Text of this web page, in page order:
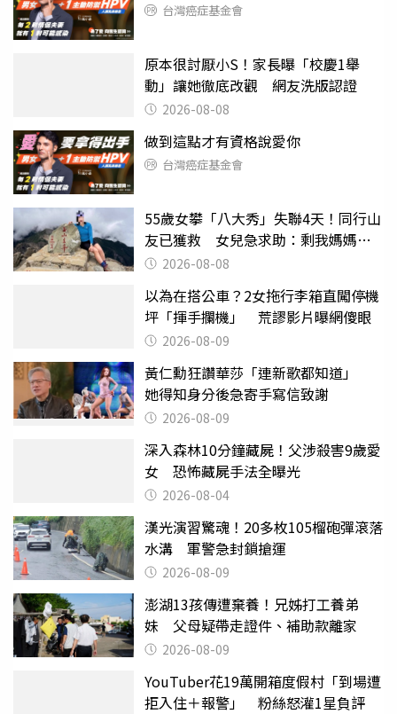
台灣癌症基金會
原本很討厭小S！家長曝「校慶1舉
動」讓她徹底改觀 網友洗版認證
2026-08-08
做到這點才有資格說愛你
台灣癌症基金會
55歲女攀「八大秀」失聯4天！同行山
友已獲救 女兒急求助：剩我媽媽還
沒找到
2026-08-08
以為在搭公車？2女拖行李箱直闖停機
坪「揮手攔機」 荒謬影片曝網傻眼
2026-08-09
黃仁勳狂讚華莎「連新歌都知道」
她得知身分後急寄手寫信致謝
2026-08-09
深入森林10分鐘藏屍！父涉殺害9歲愛
女 恐怖藏屍手法全曝光
2026-08-04
漢光演習驚魂！20多枚105榴砲彈滾落
水溝 軍警急封鎖搶運
2026-08-09
澎湖13孩傳遭棄養！兄姊打工養弟
妹 父母疑帶走證件、補助款離家
2026-08-09
YouTuber花19萬開箱度假村「到場遭
拒入住＋報警」 粉絲怒灌1星負評